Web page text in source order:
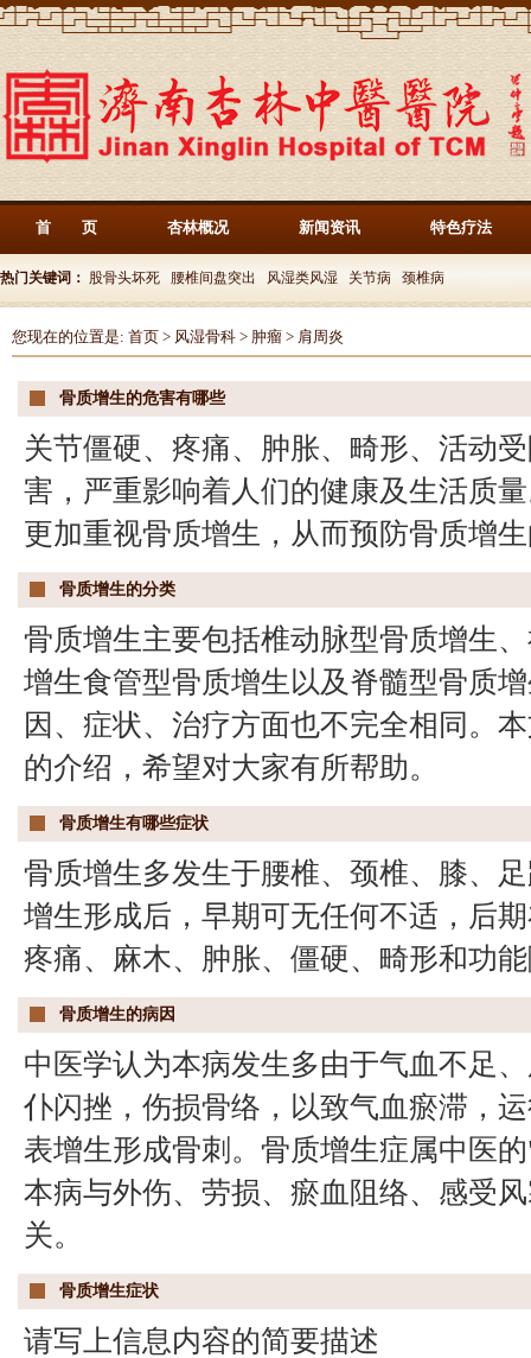
首 页 杏林概况 新闻资讯 特色疗法
热门关键词： 股骨头坏死 腰椎间盘突出 风湿类风湿 关节病 颈椎病
您现在的位置是: 首页 > 风湿骨科 > 肿瘤 > 肩周炎
骨质增生的危害有哪些
关节僵硬、疼痛、肿胀、畸形、活动
害，严重影响着人们的健康及生活质
更加重视骨质增生，从而预防骨质增
骨质增生的分类
骨质增生主要包括椎动脉型骨质增生
增生食管型骨质增生以及脊髓型骨质
因、症状、治疗方面也不完全相同。
的介绍，希望对大家有所帮助。
骨质增生有哪些症状
骨质增生多发生于腰椎、颈椎、膝、
增生形成后，早期可无任何不适，后
疼痛、麻木、肿胀、僵硬、畸形和功
骨质增生的病因
中医学认为本病发生多由于气血不足
仆闪挫，伤损骨络，以致气血瘀滞，
表增生形成骨刺。骨质增生症属中医
本病与外伤、劳损、瘀血阻络、感受
关。
骨质增生症状
请写上信息内容的简要描述